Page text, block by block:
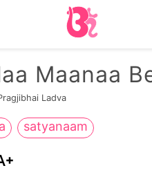
Maanaa
Ladva
satyanaam